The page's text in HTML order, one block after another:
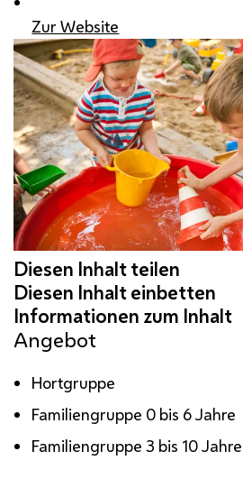
Zur Website
Angebot
Hortgruppe
Familiengruppe 0 bis 6 Jahre
Familiengruppe 3 bis 10 Jahre